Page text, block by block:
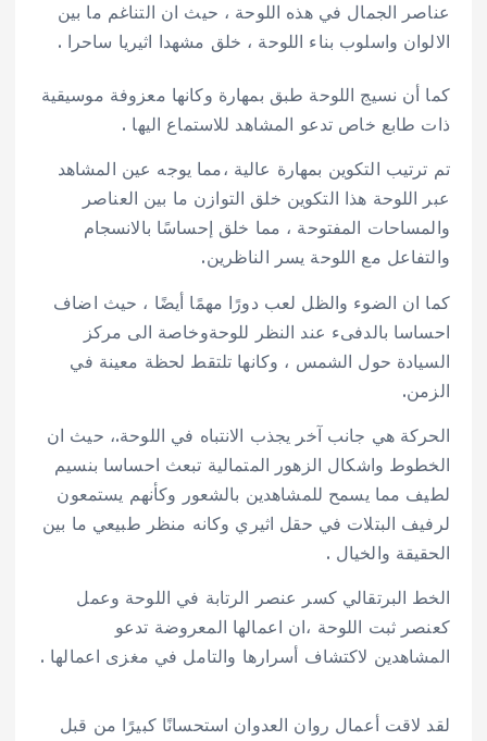
عناصر الجمال في هذه اللوحة ، حيث ان التناغم ما بين
الالوان واسلوب بناء اللوحة ، خلق مشهدا اثيريا ساحرا .
كما أن نسيج اللوحة طبق بمهارة وكانها معزوفة موسيقية
ذات طابع خاص تدعو المشاهد للاستماع اليها .
تم ترتيب التكوين بمهارة عالية ،مما يوجه عين المشاهد
عبر اللوحة هذا التكوين خلق التوازن ما بين العناصر
والمساحات المفتوحة ، مما خلق إحساسًا بالانسجام
والتفاعل مع اللوحة يسر الناظرين.
كما ان الضوء والظل لعب دورًا مهمًا أيضًا ، حيث اضاف
احساسا بالدفىء عند النظر للوحةوخاصة الى مركز
السيادة حول الشمس ، وكانها تلتقط لحظة معينة في
الزمن.
الحركة هي جانب آخر يجذب الانتباه في اللوحة.، حيث ان
الخطوط واشكال الزهور المتمالية تبعث احساسا بنسيم
لطيف مما يسمح للمشاهدين بالشعور وكأنهم يستمعون
لرفيف البتلات في حقل اثيري وكانه منظر طبيعي ما بين
الحقيقة والخيال .
الخط البرتقالي كسر عنصر الرتابة في اللوحة وعمل
كعنصر ثبت اللوحة ،ان اعمالها المعروضة تدعو
المشاهدين لاكتشاف أسرارها والتامل في مغزى اعمالها .
لقد لاقت أعمال روان العدوان استحسانًا كبيرًا من قبل